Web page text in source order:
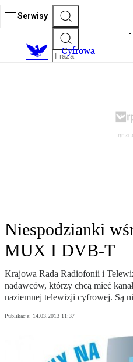
Serwisy
Cyfrowa
Niespodzianki
MUX I DVB-T
Krajowa Rada Radiofonii i
nadawców, którzy chcą mieć
naziemnej telewizji cyfrowej. Są
Publikacja: 14.03.2013 11:37